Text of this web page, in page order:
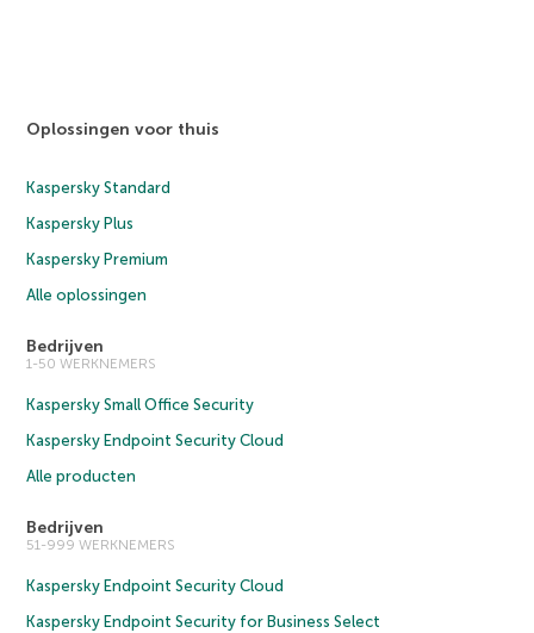
Oplossingen voor thuis
Kaspersky Standard
Kaspersky Plus
Kaspersky Premium
Alle oplossingen
Bedrijven
1-50 WERKNEMERS
Kaspersky Small Office Security
Kaspersky Endpoint Security Cloud
Alle producten
Bedrijven
51-999 WERKNEMERS
Kaspersky Endpoint Security Cloud
Kaspersky Endpoint Security for Business Select